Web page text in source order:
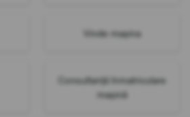
Vinde mașina
Consultanță înmatriculare
mașină